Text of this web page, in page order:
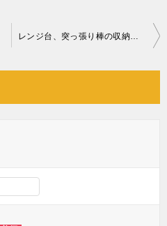
レンジ台、突っ張り棒の収納棚の回収・処分ご依頼 お客様の声